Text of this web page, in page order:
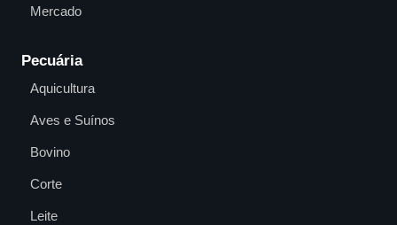
Mercado
Pecuária
Aquicultura
Aves e Suínos
Bovino
Corte
Leite